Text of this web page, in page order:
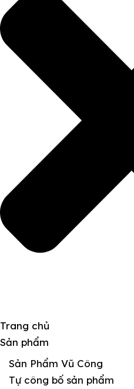
Trang chủ
Sản phẩm
Sản Phẩm Vũ Công
Tự công bố sản phẩm